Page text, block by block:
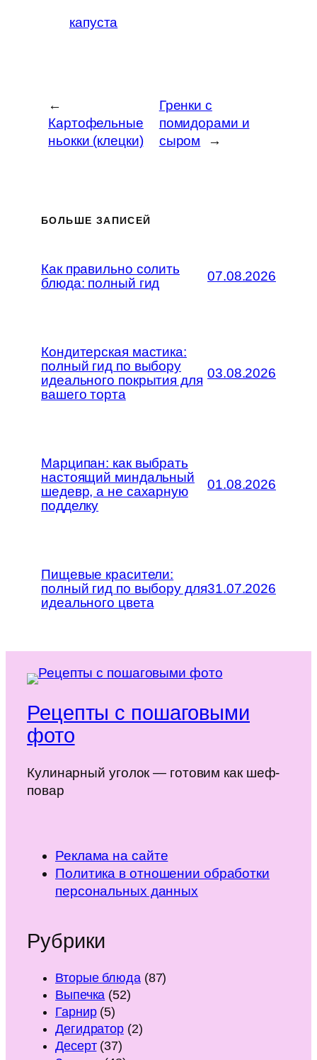
капуста
←
Картофельные
ньокки (клецки)
Гренки с
помидорами и
сыром
→
БОЛЬШЕ ЗАПИСЕЙ
Как правильно солить
блюда: полный гид
07.08.2026
Кондитерская мастика:
полный гид по выбору
идеального покрытия для
вашего торта
03.08.2026
Марципан: как выбрать
настоящий миндальный
шедевр, а не сахарную
подделку
01.08.2026
Пищевые красители:
полный гид по выбору для
идеального цвета
31.07.2026
Рецепты с пошаговыми
фото
Кулинарный уголок — готовим как шеф-
повар
Реклама на сайте
Политика в отношении обработки
персональных данных
Рубрики
Вторые блюда(87)
Выпечка (52)
Гарнир(5)
Дегидратор (2)
Десерт(37)